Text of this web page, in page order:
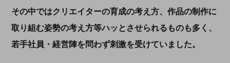
その中ではクリエイターの育成の考え方、作品の制作に
取り組む姿勢の考え方等ハッとさせられるものも多く、
若手社員・経営陣を問わず刺激を受けていました。